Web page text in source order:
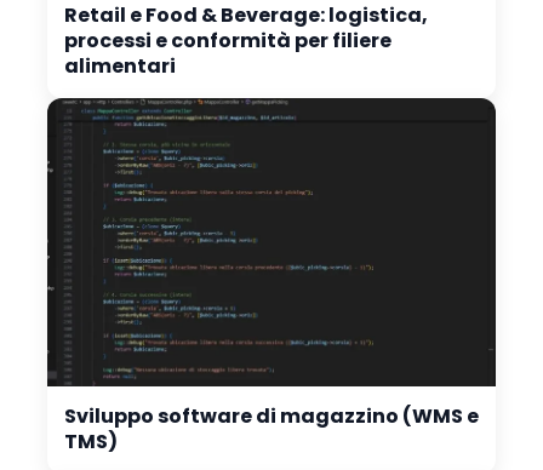
Retail e Food & Beverage: logistica,
processi e conformità per filiere
alimentari
Sviluppo software di magazzino (WMS e
TMS)